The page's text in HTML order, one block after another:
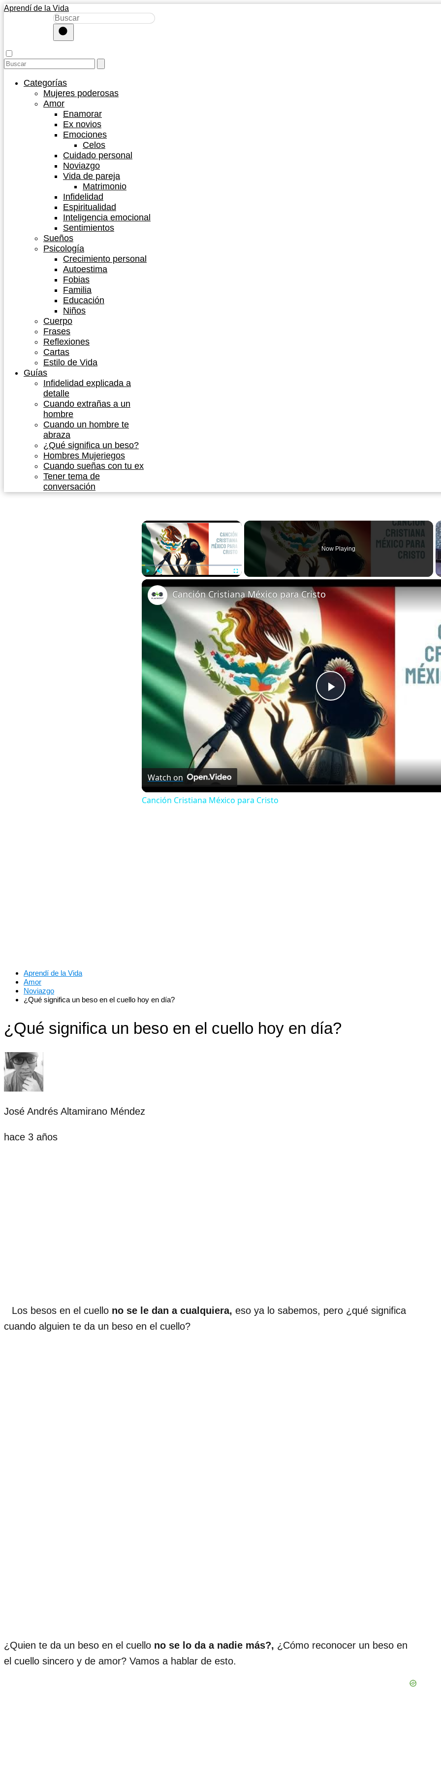
Aprendí de la Vida
Categorías
Mujeres poderosas
Amor
Enamorar
Ex novios
Emociones
Celos
Cuidado personal
Noviazgo
Vida de pareja
Matrimonio
Infidelidad
Espiritualidad
Inteligencia emocional
Sentimientos
Sueños
Psicología
Crecimiento personal
Autoestima
Fobias
Familia
Educación
Niños
Cuerpo
Frases
Reflexiones
Cartas
Estilo de Vida
Guías
Infidelidad explicada a
detalle
Cuando extrañas a un
hombre
Cuando un hombre te
abraza
¿Qué significa un beso?
Hombres Mujeriegos
Cuando sueñas con tu ex
Tener tema de
conversación
×
Now Playing
Play
Video
Canción Cristiana México para Cristo
Watch on
Canción Cristiana México para Cristo
Aprendí de la Vida
Amor
Noviazgo
¿Qué significa un beso en el cuello hoy en día?
¿Qué significa un beso en el cuello hoy en día?
José Andrés Altamirano Méndez
hace 3 años
Los besos en el cuello no se le dan a cualquiera, eso ya lo sabemos, pero ¿qué significa
cuando alguien te da un beso en el cuello?
¿Quien te da un beso en el cuello no se lo da a nadie más?, ¿Cómo reconocer un beso en
el cuello sincero y de amor? Vamos a hablar de esto.